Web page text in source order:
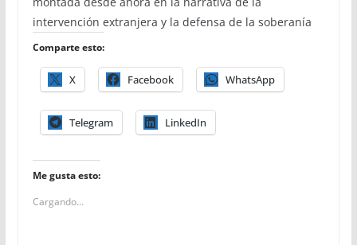
intervención extranjera y la defensa de la soberanía
Comparte esto:
X Facebook WhatsApp
Telegram LinkedIn
Me gusta esto:
Cargando...